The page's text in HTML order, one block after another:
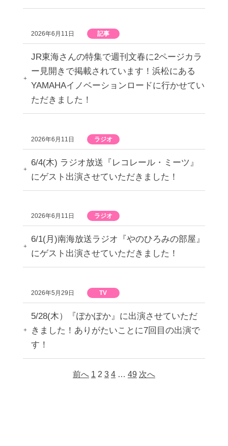
2026年6月11日 記事
JR東海さんの特集で週刊文春に2ページカラ
ー見開きで掲載されています！浜松にある
YAMAHAイノベーションロードに行かせてい
ただきました！
2026年6月11日 ラジオ
6/4(木) ラジオ放送『レコレール・ミーツ』
にゲスト出演させていただきました！
2026年6月11日 ラジオ
6/1(月)南海放送ラジオ『やのひろみの部屋』
にゲスト出演させていただきました！
2026年5月29日 TV
5/28(木）『ぽかぽか』に出演させていただ
きました！ありがたいことに7回目の出演で
す！
前へ 1 2 3 4 … 49 次へ